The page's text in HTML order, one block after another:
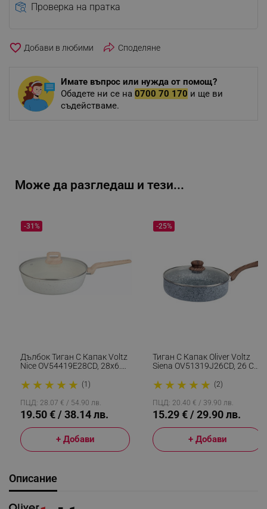
Проверка на пратка
favorite_border Споделяне
Имате въпрос или нужда от помощ?
Обадете ни се на 0700 70 170 и ще ви
съдействаме.
Може да разгледаш и тези...
Дълбок Тиган С Капак Voltz
Nice OV54419E28CD, 28x6.8
Индукция, Кремав Меланж
★ ★ ★ ★ ★ (1)
-31%
ПЦД: 28.07 € / 54.90 лв.
19.50 € / 38.14 лв.
+ Добави
Тиган С Капак Oliver Voltz
Siena OV51319J26CD, 26 См,
Покритие, Индукция, Сив
★ ★ ★ ★ ★ (2)
-25%
ПЦД: 20.40 € / 39.90 лв.
15.29 € / 29.90 лв.
+ Добави
Описание